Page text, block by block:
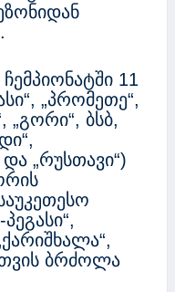
11
„პრომეთე“,
„გორი“, ბსბ,
და „რუსთავი“)
ბრძოლა